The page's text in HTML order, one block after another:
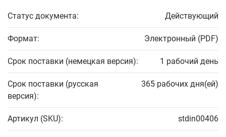
Статус документа: Действующий
Формат: Электронный (PDF)
Срок поставки (немецкая версия): 1 рабочий день
Срок поставки (русская
версия):
365 рабочих дня(ей)
Артикул (SKU): stdin00406